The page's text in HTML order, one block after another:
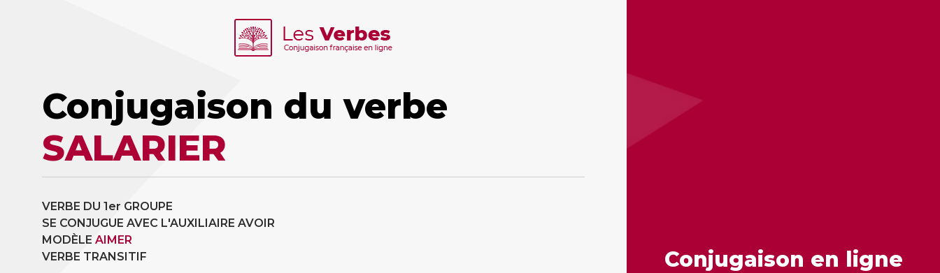
Conjugaison du verbe
SALARIER
VERBE DU 1er GROUPE
SE CONJUGUE AVEC L'AUXILIAIRE AVOIR
MODÈLE AIMER
VERBE TRANSITIF
Conjugaison en ligne